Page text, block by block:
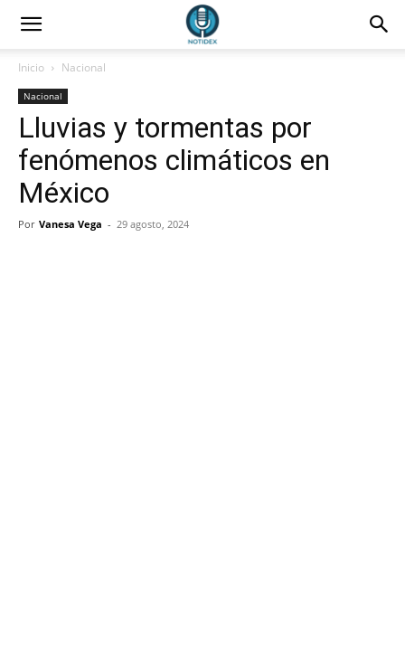
Inicio Nacional
Nacional
Lluvias y tormentas por
fenómenos climáticos en
México
Por Vanesa Vega - 29 agosto, 2024